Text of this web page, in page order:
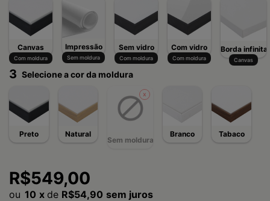
Canvas
Com moldura
Impressão
Sem moldura
Sem vidro
Com moldura
Com vidro
Com moldura
Borda infinita
Canvas
3 Selecione a cor da moldura
Preto Natural
Sem moldura
Branco Tabaco
R$549,00
10 x de R$54,90 sem juros